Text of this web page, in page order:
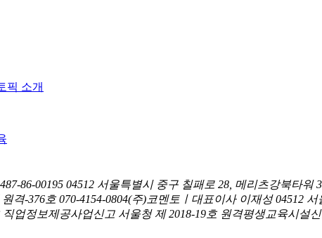
픽 소개
86-00195 04512 서울특별시 중구 칠패로 28, 메리츠강북타워
격-376호 070-4154-0804(주)코멘토ㅣ대표이사 이재성 04512
직업정보제공사업신고 서울청 제 2018-19호 원격평생교육시설